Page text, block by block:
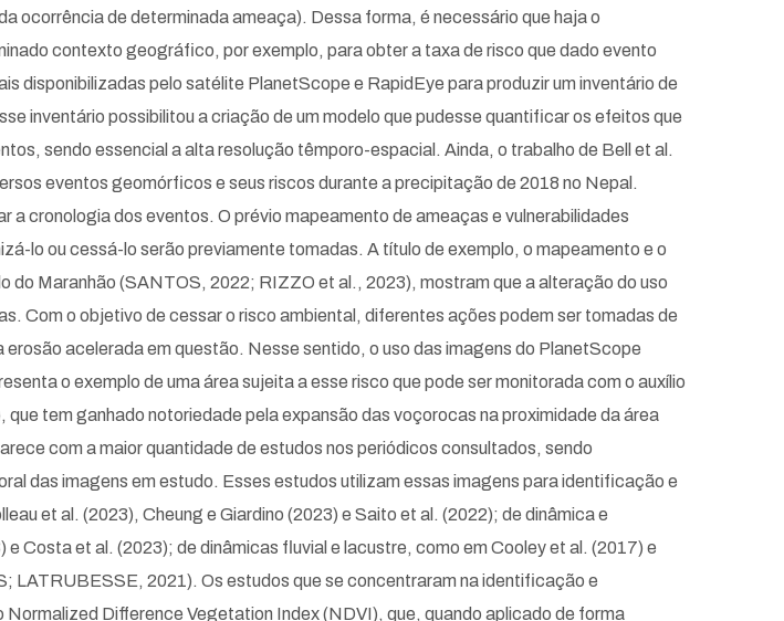
ocorrência de determinada ameaça). Dessa forma, é necessário que haja o
contexto geográfico, por exemplo, para obter a taxa de risco que dado evento
disponibilizadas pelo satélite PlanetScope e RapidEye para produzir um inventário de
inventário possibilitou a criação de um modelo que pudesse quantificar os efeitos que
sendo essencial a alta resolução têmporo-espacial. Ainda, o trabalho de Bell et al.
eventos geomórficos e seus riscos durante a precipitação de 2018 no Nepal.
cronologia dos eventos. O prévio mapeamento de ameaças e vulnerabilidades
lo ou cessá-lo serão previamente tomadas. A título de exemplo, o mapeamento e o
do Maranhão (SANTOS, 2022; RIZZO et al., 2023), mostram que a alteração do uso
Com o objetivo de cessar o risco ambiental, diferentes ações podem ser tomadas de
acelerada em questão. Nesse sentido, o uso das imagens do PlanetScope
o exemplo de uma área sujeita a esse risco que pode ser monitorada com o auxílio
tem ganhado notoriedade pela expansão das voçorocas na proximidade da área
com a maior quantidade de estudos nos periódicos consultados, sendo
das imagens em estudo. Esses estudos utilizam essas imagens para identificação e
et al. (2023), Cheung e Giardino (2023) e Saito et al. (2022); de dinâmica e
Costa et al. (2023); de dinâmicas fluvial e lacustre, como em Cooley et al. (2017) e
LATRUBESSE, 2021). Os estudos que se concentraram na identificação e
Difference Vegetation Index (NDVI), que, quando aplicado de forma